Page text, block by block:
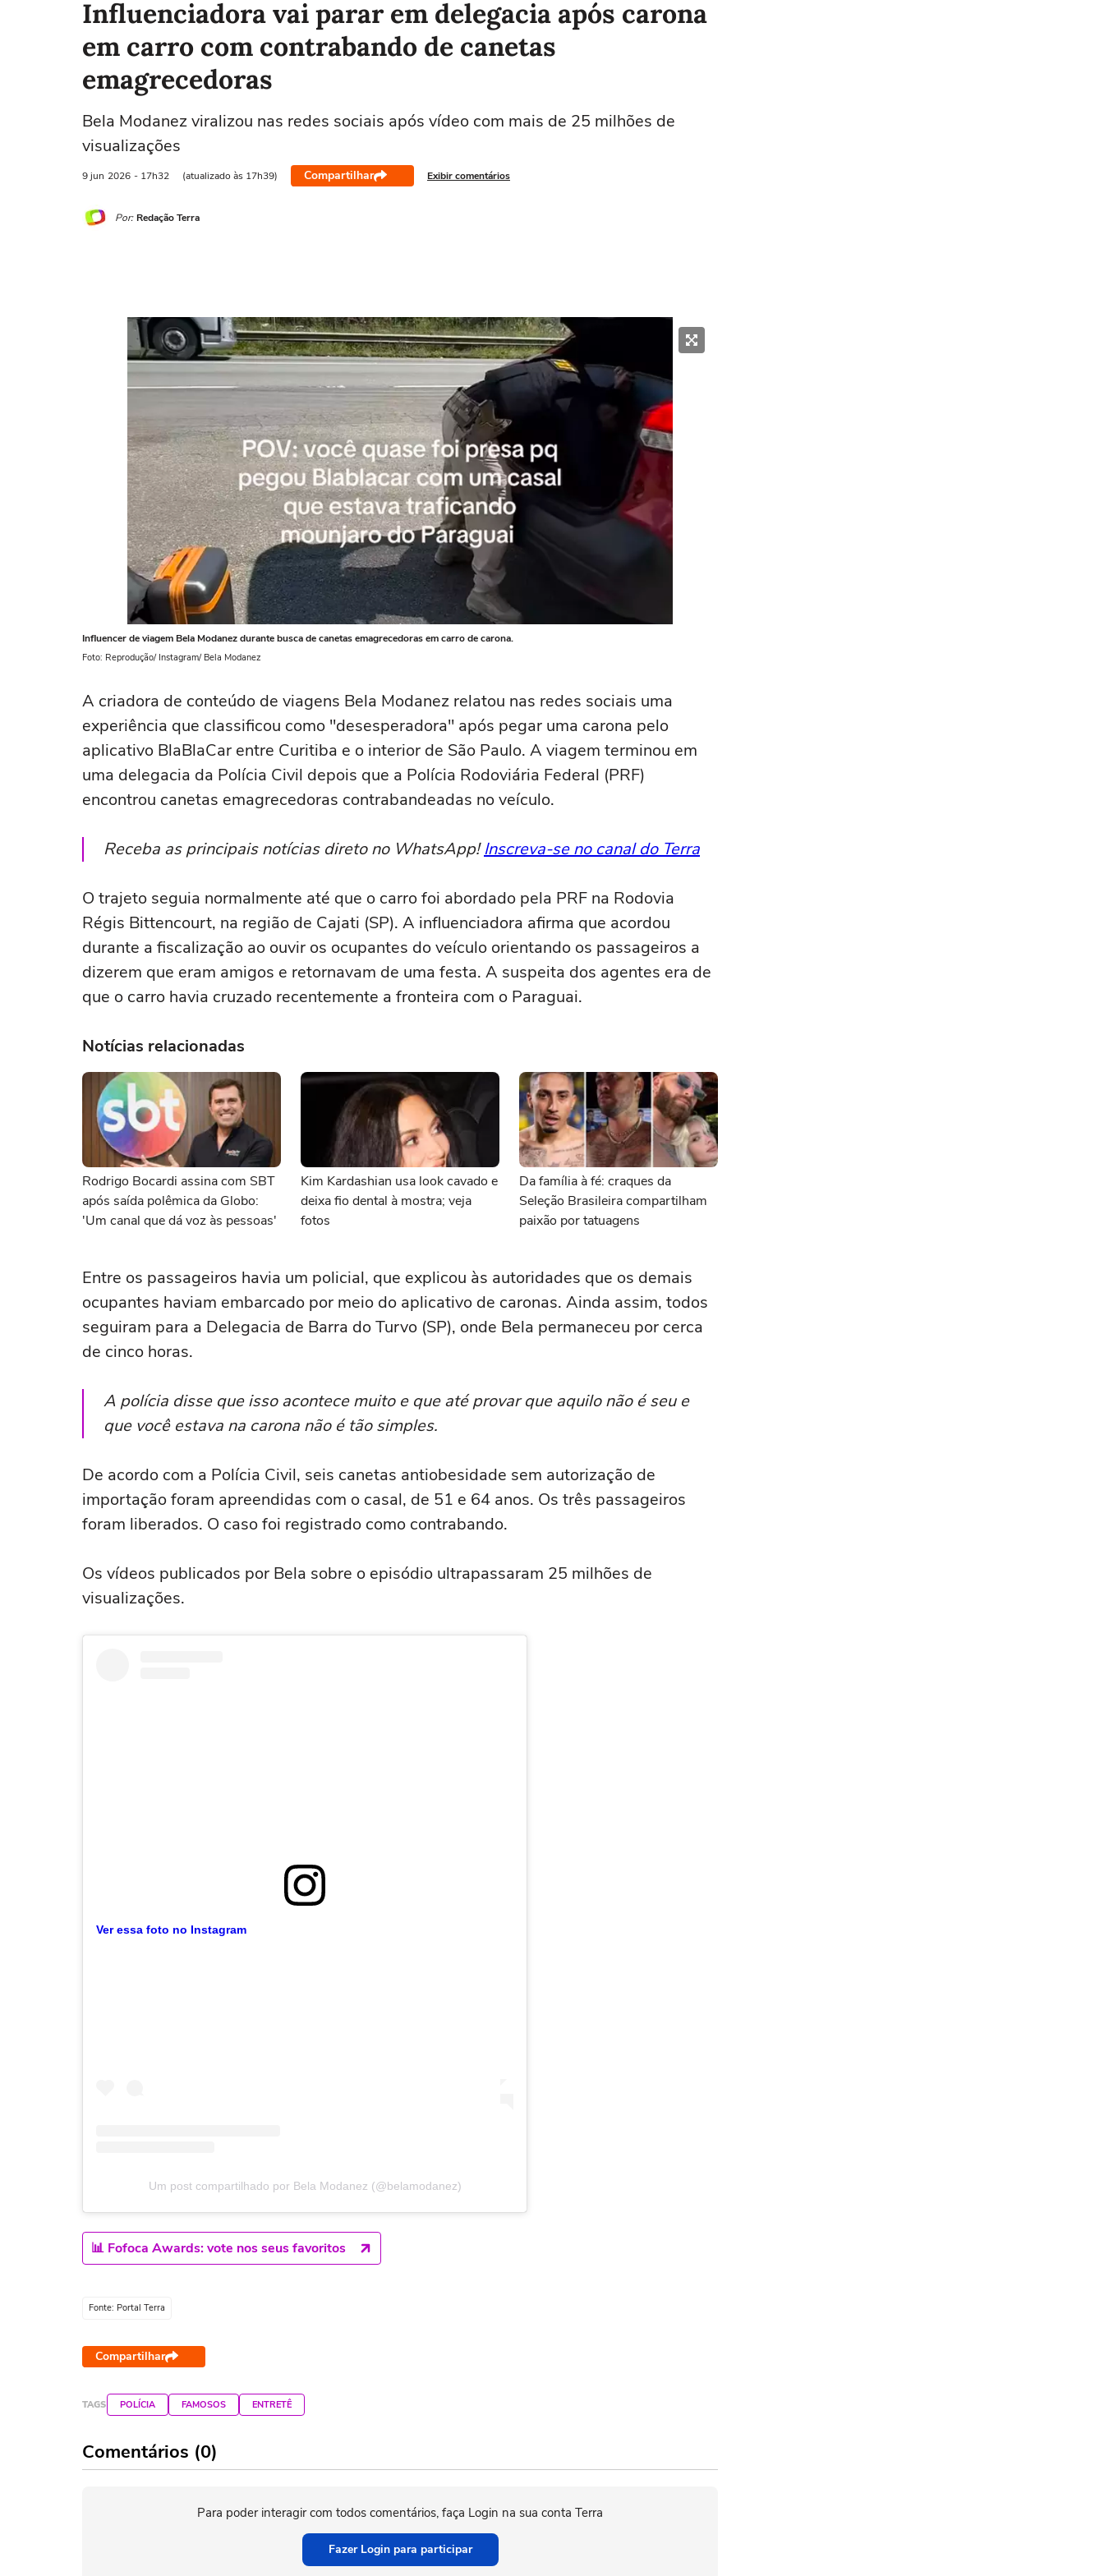
Influenciadora vai parar em delegacia após carona
em carro com contrabando de canetas
emagrecedoras
Bela Modanez viralizou nas redes sociais após vídeo com mais de 25 milhões de
visualizações
9 jun 2026 - 17h32 (atualizado às 17h39) Compartilhar Exibir comentários
Por: Redação Terra
Influencer de viagem Bela Modanez durante busca de canetas emagrecedoras em carro de carona.
Foto: Reprodução/ Instagram/ Bela Modanez
A criadora de conteúdo de viagens Bela Modanez relatou nas redes sociais uma
experiência que classificou como "desesperadora" após pegar uma carona pelo
aplicativo BlaBlaCar entre Curitiba e o interior de São Paulo. A viagem terminou em
uma delegacia da Polícia Civil depois que a Polícia Rodoviária Federal (PRF)
encontrou canetas emagrecedoras contrabandeadas no veículo.
Receba as principais notícias direto no WhatsApp!Inscreva-se no canal do Terra
O trajeto seguia normalmente até que o carro foi abordado pela PRF na Rodovia
Régis Bittencourt, na região de Cajati (SP). A influenciadora afirma que acordou
durante a fiscalização ao ouvir os ocupantes do veículo orientando os passageiros a
dizerem que eram amigos e retornavam de uma festa. A suspeita dos agentes era de
que o carro havia cruzado recentemente a fronteira com o Paraguai.
Notícias relacionadas
Rodrigo Bocardi assina com SBT
após saída polêmica da Globo:
'Um canal que dá voz às pessoas'
Kim Kardashian usa look cavado e
deixa fio dental à mostra; veja
fotos
Da família à fé: craques da
Seleção Brasileira compartilham
paixão por tatuagens
Entre os passageiros havia um policial, que explicou às autoridades que os demais
ocupantes haviam embarcado por meio do aplicativo de caronas. Ainda assim, todos
seguiram para a Delegacia de Barra do Turvo (SP), onde Bela permaneceu por cerca
de cinco horas.
A polícia disse que isso acontece muito e que até provar que aquilo não é seu e
que você estava na carona não é tão simples.
De acordo com a Polícia Civil, seis canetas antiobesidade sem autorização de
importação foram apreendidas com o casal, de 51 e 64 anos. Os três passageiros
foram liberados. O caso foi registrado como contrabando.
Os vídeos publicados por Bela sobre o episódio ultrapassaram 25 milhões de
visualizações.
Ver essa foto no Instagram
Um post compartilhado por Bela Modanez (@belamodanez)
📊 Fofoca Awards: vote nos seus favoritos
Fonte: Portal Terra
Compartilhar
TAGS POLÍCIA FAMOSOS ENTRETÊ
Comentários (0)
Para poder interagir com todos comentários, faça Login na sua conta Terra
Fazer Login para participar